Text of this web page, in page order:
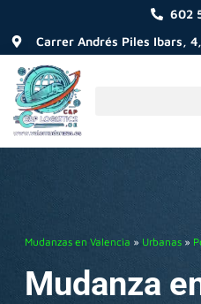
602
Carrer Andrés Piles Ibars,
Mudanzas en Valencia » Urbanas »
Mudanza